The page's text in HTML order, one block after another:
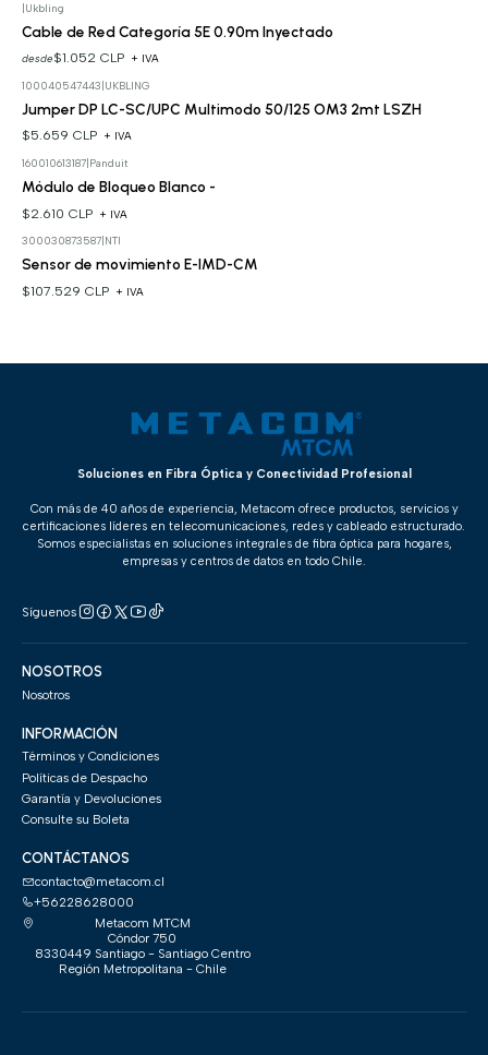
Ukbling
Cable de Red Categoría 5E 0.90m Inyectado
desde$1.052 CLP + IVA
100040547443 UKBLING
Jumper DP LC-SC/UPC Multimodo 50/125 OM3 2mt LSZH
$5.659 CLP + IVA
160010613187| Panduit
Módulo de Bloqueo Blanco -
$2.610 CLP + IVA
300030873587| NTI
Sensor de movimiento E-IMD-CM
$107.529 CLP + IVA
Soluciones en Fibra Óptica y Conectividad Profesional
Con más de 40 años de experiencia, Metacom ofrece productos, servicios y
certificaciones líderes en telecomunicaciones, redes y cableado estructurado.
Somos especialistas en soluciones integrales de fibra óptica para hogares,
empresas y centros de datos en todo Chile.
Síguenos
NOSOTROS
Nosotros
INFORMACIÓN
Términos y Condiciones
Políticas de Despacho
Garantía y Devoluciones
Consulte su Boleta
CONTÁCTANOS
contacto@metacom.cl
+56228628000
Metacom MTCM
Cóndor 750
8330449 Santiago - Santiago Centro
Región Metropolitana - Chile